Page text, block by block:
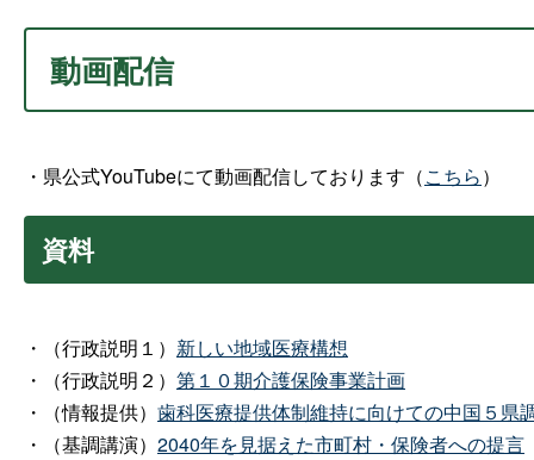
動画配信
・県公式YouTubeにて動画配信しております（こちら）
資料
・（行政説明１） 新しい地域医療構想
・（行政説明２） 第１０期介護保険事業計画
・（情報提供） 歯科医療提供体制維持に向けての中国５県
・（基調講演） 2040年を見据えた市町村・保険者への提言